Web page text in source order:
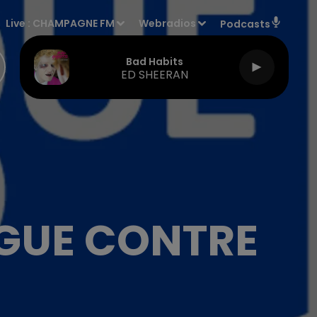
Live : CHAMPAGNE FM Webradios Podcasts
Bad Habits
ED SHEERAN
CONTRE